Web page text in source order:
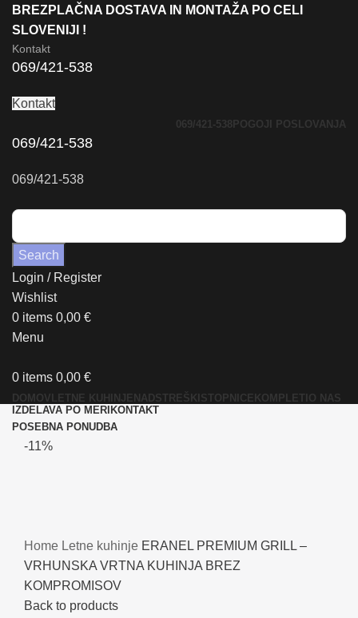
BREZPLAČNA DOSTAVA IN MONTAŽA PO CELI
SLOVENIJI !
Kontakt
069/421-538
Kontakt
069/421-538 POGOJI POSLOVANJA
069/421-538
069/421-538
Search
Login / Register
Wishlist
0 items 0,00 €
Menu
0 items 0,00 €
DOMOV LETNE KUHINJE NADSTREŠKI STOPNICE KOMPLETI O NAS
IZDELAVA PO MERI KONTAKT
POSEBNA PONUDBA
-11%
Home Letne kuhinje ERANEL PREMIUM GRILL –
VRHUNSKA VRTNA KUHINJA BREZ
KOMPROMISOV
Back to products